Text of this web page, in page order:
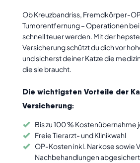
Kontakt
Schaden melden
Hilfe & FAQ
Freunde werben
Impressum
Jobs
Ob Kreuzbandriss, Fremdkörper-
Tumorentfernung – Operationen
schnell teuer werden. Mit der
Versicherung schützt du dich vor
und sicherst deiner Katze die
die sie braucht.
Die wichtigsten Vorteile der
Versicherung:
Bis zu 100 % Kostenübernahme
Freie Tierarzt- und Klinikwahl
OP-Kosten inkl. Narkose sowie
Nachbehandlungen abgesichert